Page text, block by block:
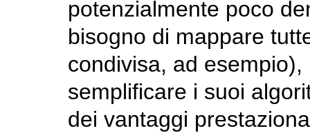
potenzialmente poco
bisogno di mappare
condivisa, ad
semplificare i suoi
dei vantaggi